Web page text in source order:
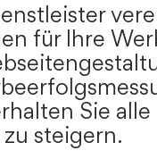
für Ihre
Sie
steigern.